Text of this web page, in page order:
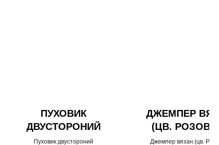
ПУХОВИК
ДВУСТОРОНИЙ
Пуховик двустороний
ДЖЕМПЕР
(ЦВ.
Джемпер вязан.(цв.